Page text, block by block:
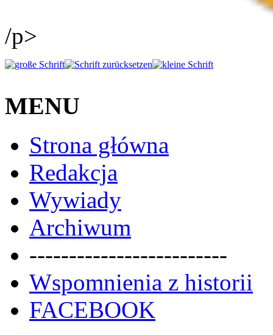
/p>
MENU
Strona główna
Redakcja
Wywiady
Archiwum
-------------------------
Wspomnienia z historii
FACEBOOK